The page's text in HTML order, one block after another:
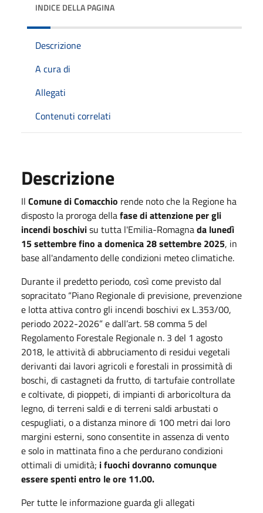
INDICE DELLA PAGINA
Descrizione
A cura di
Allegati
Contenuti correlati
Descrizione
Il Comune di Comacchio rende noto che la Regione ha
disposto la proroga dellafase di attenzione per gli
incendi boschivisu tutta l'Emilia-Romagnada lunedì
15 settembre fino a domenica 28 settembre 2025, in
base all'andamento delle condizioni meteo climatiche.
Durante il predetto periodo, così come previsto dal
sopracitato “Piano Regionale di previsione, prevenzione
e lotta attiva contro gli incendi boschivi ex L.353/00,
periodo 2022-2026” e dall’art. 58 comma 5 del
Regolamento Forestale Regionale n. 3 del 1 agosto
2018, le attività di abbruciamento di residui vegetali
derivanti dai lavori agricoli e forestali in prossimità di
boschi, di castagneti da frutto, di tartufaie controllate
e coltivate, di pioppeti, di impianti di arboricoltura da
legno, di terreni saldi e di terreni saldi arbustati o
cespugliati, o a distanza minore di 100 metri dai loro
margini esterni, sono consentite in assenza di vento
e solo in mattinata fino a che perdurano condizioni
ottimali di umidità; i fuochi dovranno comunque
essere spenti entro le ore 11.00.
Per tutte le informazione guarda gli allegati